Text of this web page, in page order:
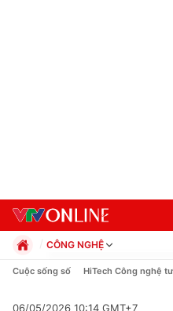
CÔNG NGHỆ
Chính trị
Cuộc sống số HiTech Công nghệ
06/05/2026 10:14 GMT+7